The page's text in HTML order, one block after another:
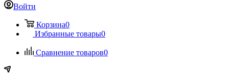
Войти
Корзина0
Избранные товары0
Сравнение товаров0